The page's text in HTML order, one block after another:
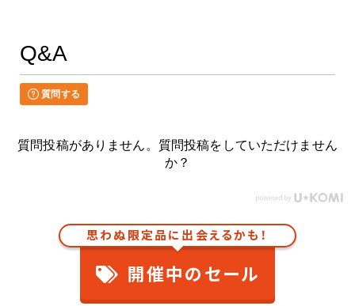
Q&A
質問する
質問投稿がありません。質問投稿をしていただけません
か？
思わぬ限定品に出会えるかも！
開催中のセール